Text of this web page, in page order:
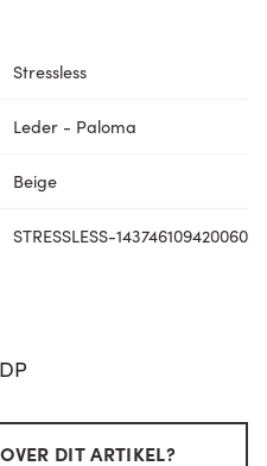
Stressless
Leder - Paloma
Beige
STRESSLESS-143746109420060
DIT ARTIKEL?